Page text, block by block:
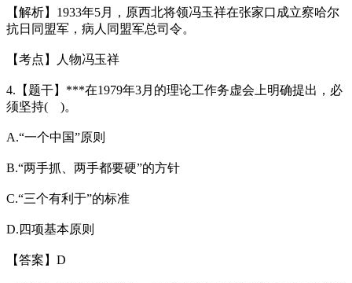
【解析】1933年5月，原西北将领冯玉祥在张家口成立察哈尔
抗日同盟军，病人同盟军总司令。
【考点】人物冯玉祥
4.【题干】***在1979年3月的理论工作务虚会上明确提出，必
须坚持( )。
A.“一个中国”原则
B.“两手抓、两手都要硬”的方针
C.“三个有利于”的标准
D.四项基本原则
【答案】D